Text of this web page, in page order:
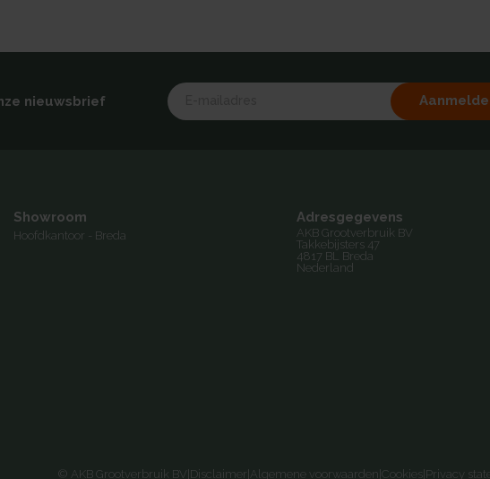
nieuwsbrief
Showroom
Hoofdkantoor - Breda
Adresgegevens
AKB Grootverbruik BV
Takkebijsters 47
4817 BL Breda
Nederland
© AKB Grootverbruik BV Disclaimer Algemene voorwaarden Cookies Privacy